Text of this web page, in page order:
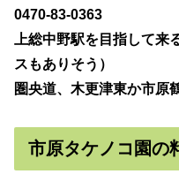
0470-83-0363
上総中野駅を目指して
スもありそう）
圏央道、木更津東か市原
市原タケノコ園の